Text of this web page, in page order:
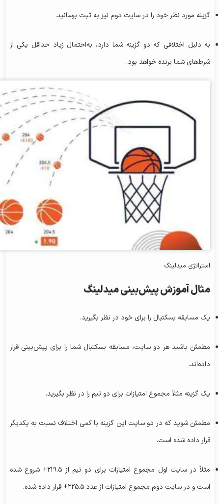
گزینه مورد نظر خود را در سایت دوم نیز به ثبت برسانید.
به دلیل اختلافی که دو گزینه شما دارد، به‌احتمال زیاد حداقل یکی از
شرط‌های شما برنده خواهد بود.
استراتژی میدلینگ
مثال آموزش پیش‌بینی میدلینگ
یک مسابقه بسکتبال را برای خود در نظر بگیرید.
مطمئن باشید هر دو سایت، مسابقه بسکتبال شما را برای پیش‌بینی قرار
داده‌اند.
یک گزینه مثلاً مجموع امتیازات برای دو تیم را در نظر بگیرید.
مطمئن شوید که در دو سایت این گزینه با کمی اختلاف نسبت به یکدیگر
قرار داده شده است.
مثلاً در سایت اول مجموع امتیازات برای دو تیم از ۲۱۹.۵+ شروع شده
است و در سایت دوم مجموع امتیازات از عدد ۲۲۵.۵+ قرار داده شده.